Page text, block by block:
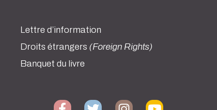
Lettre d’information
Droits étrangers (Foreign Rights)
Banquet du livre